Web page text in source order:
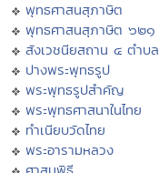
พุทธศาสนสุภาษิต
พุทธศาสนสุภาษิต ๖๒๑
สังเวชนียสถาน ๔ ตำบล
ปางพระพุทธรูป
พระพุทธรูปสำคัญ
พระพุทธศาสนาในไทย
ทำเนียบวัดไทย
พระอารามหลวง